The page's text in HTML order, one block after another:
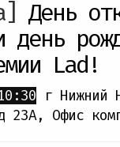
День
день
Lad!
г Нижний
23А, Офис